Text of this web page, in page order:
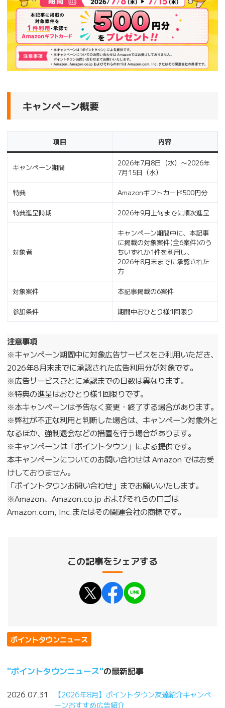
キャンペーン概要
項目 内容
キャンペーン期間
2026年7月8日（水）〜2026年
7月15日（水）
特典 Amazonギフトカード500円分
特典進呈時期 2026年9月上旬までに順次進呈
対象者
キャンペーン期間中に、本記事
に掲載の対象案件(全6案件)のう
ちいずれか1件を利用し、
2026年8月末までに承認された
方
対象案件 本記事掲載の6案件
参加条件 期間中おひとり様1回限り
注意事項
※キャンペーン期間中に対象広告サービスをご利用いただき、
2026年8月末までに承認された広告利用分が対象です。
※広告サービスごとに承認までの日数は異なります。
※特典の進呈はおひとり様1回限りです。
※本キャンペーンは予告なく変更・終了する場合があります。
※弊社が不正な利用と判断した場合は、キャンペーン対象外と
なるほか、強制退会などの措置を行う場合があります。
※キャンペーンは「ポイントタウン」による提供です。
本キャンペーンについてのお問い合わせは Amazon ではお受
けしておりません。
「ポイントタウンお問い合わせ」までお願いいたします。
※Amazon、Amazon.co.jp およびそれらのロゴは
Amazon.com, Inc.またはその関連会社の商標です。
この記事をシェアする
ポイントタウンニュース
ポイントタウンニュース の最新記事
2026.07.31
【2026年8月】ポイントタウン友達紹介キャンペ
ーンおすすめ広告紹介